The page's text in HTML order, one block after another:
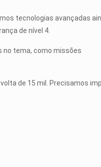
tecnologias avançadas
de nível 4.
no tema, como missões
de 15 mil. Precisamos